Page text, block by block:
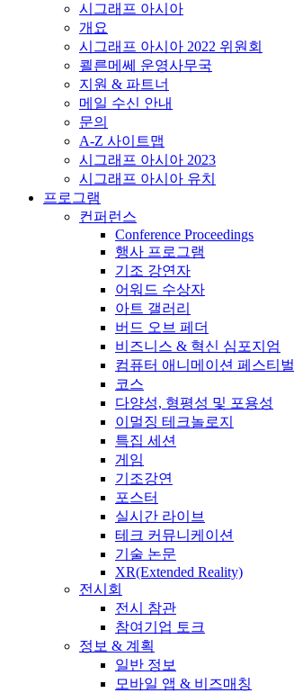
시그래프 아시아
개요
시그래프 아시아 2022 위원회
쾰른메쎄 운영사무국
지원 & 파트너
메일 수신 안내
문의
A-Z 사이트맵
시그래프 아시아 2023
시그래프 아시아 유치
프로그램
컨퍼런스
Conference Proceedings
행사 프로그램
기조 강연자
어워드 수상자
아트 갤러리
버드 오브 페더
비즈니스 & 혁신 심포지엄
컴퓨터 애니메이션 페스티벌
코스
다양성, 형평성 및 포용성
이멀징 테크놀로지
특집 세션
게임
기조강연
포스터
실시간 라이브
테크 커뮤니케이션
기술 논문
XR(Extended Reality)
전시회
전시 참관
참여기업 토크
정보 & 계획
일반 정보
모바일 앱 & 비즈매칭